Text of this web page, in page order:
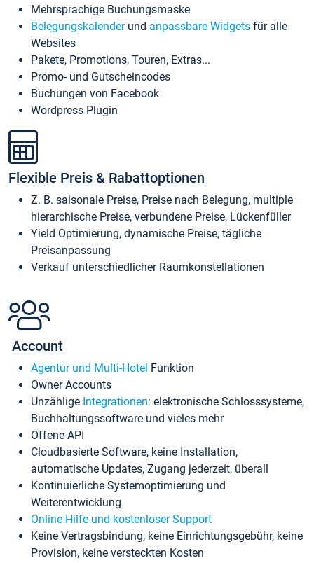
Mehrsprachige Buchungsmaske
Belegungskalenderund anpassbare Widgets für alle
Websites
Pakete, Promotions, Touren, Extras...
Promo- und Gutscheincodes
Buchungen von Facebook
Wordpress Plugin
Flexible Preis & Rabattoptionen
Z. B. saisonale Preise, Preise nach Belegung, multiple
hierarchische Preise, verbundene Preise, Lückenfüller
Yield Optimierung, dynamische Preise, tägliche
Preisanpassung
Verkauf unterschiedlicher Raumkonstellationen
Account
Agentur und Multi-Hotel Funktion
Owner Accounts
Unzählige Integrationen: elektronische Schlosssysteme,
Buchhaltungssoftware und vieles mehr
Offene API
Cloudbasierte Software, keine Installation,
automatische Updates, Zugang jederzeit, überall
Kontinuierliche Systemoptimierung und
Weiterentwicklung
Online Hilfe und kostenloser Support
Keine Vertragsbindung, keine Einrichtungsgebühr, keine
Provision, keine versteckten Kosten